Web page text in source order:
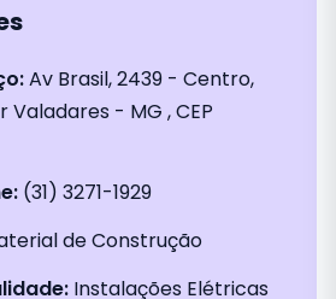
Av Brasil, 2439 - Centro,
Valadares - MG , CEP
(31) 3271-1929
de Construção
Instalações Elétricas